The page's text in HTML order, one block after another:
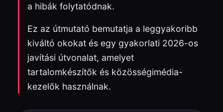
a hibák folytatódnak.
Ez az útmutató bemutatja a leggyakoribb
kiváltó okokat és egy gyakorlati 2026-os
javítási útvonalat, amelyet
tartalomkészítők és közösségimédia-
kezelők használnak.